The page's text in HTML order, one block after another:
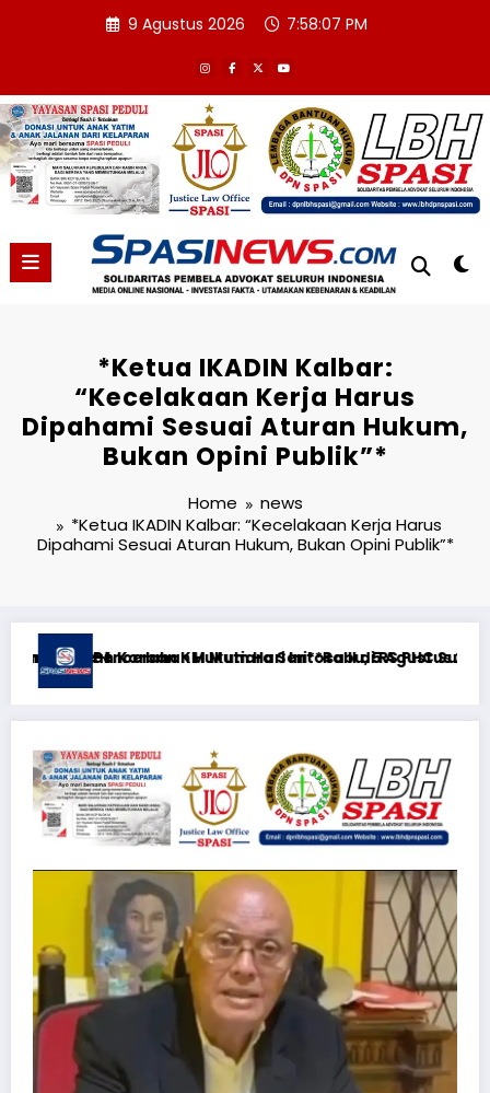
9 Agustus 2026 7:58:08 PM
*Ketua IKADIN Kalbar:
“Kecelakaan Kerja Harus
Dipahami Sesuai Aturan Hukum,
Bukan Opini Publik”*
Home
news
*Ketua IKADIN Kalbar: “Kecelakaan Kerja Harus
Dipahami Sesuai Aturan Hukum, Bukan Opini Publik”*
MEMBERI NAFKAH PASCA-PERCERAIAN
RTP açıqlığı: Mostbet real oyun statistikası ilə